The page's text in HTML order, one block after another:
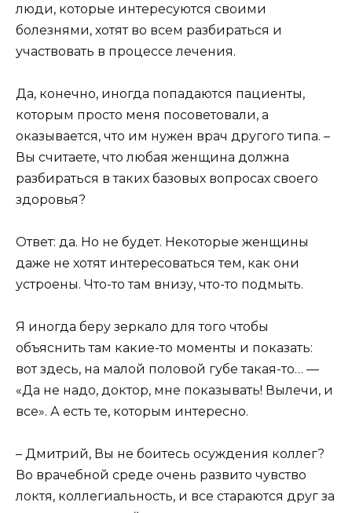
люди, которые интересуются своими
болезнями, хотят во всем разбираться и
участвовать в процессе лечения.
Да, конечно, иногда попадаются пациенты,
которым просто меня посоветовали, а
оказывается, что им нужен врач другого типа. –
Вы считаете, что любая женщина должна
разбираться в таких базовых вопросах своего
здоровья?
Ответ: да. Но не будет. Некоторые женщины
даже не хотят интересоваться тем, как они
устроены. Что-то там внизу, что-то подмыть.
Я иногда беру зеркало для того чтобы
объяснить там какие-то моменты и показать:
вот здесь, на малой половой губе такая-то… —
«Да не надо, доктор, мне показывать! Вылечи, и
все». А есть те, которым интересно.
– Дмитрий, Вы не боитесь осуждения коллег?
Во врачебной среде очень развито чувство
локтя, коллегиальность, и все стараются друг за